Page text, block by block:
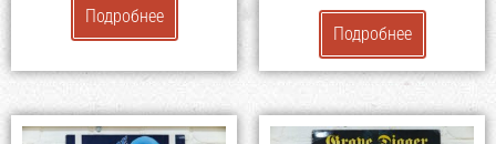
Подробнее
Подробнее